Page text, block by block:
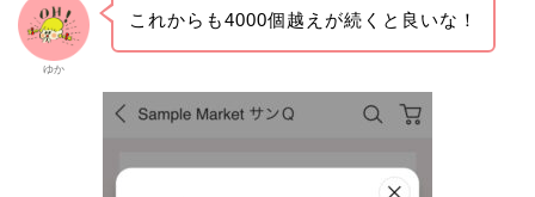
ゆか
これからも4000個越えが続くと良いな！